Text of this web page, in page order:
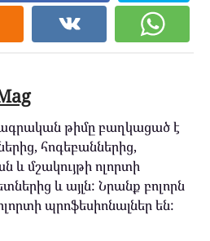
թիմը բաղկացած է
հոգեբաններից,
և մշակույթի ոլորտի
և այլն: Նրանք բոլորն
պրոֆեսիոնալներ են: